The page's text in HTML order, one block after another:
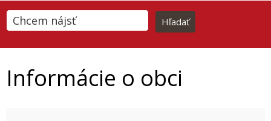
Informácie o obci